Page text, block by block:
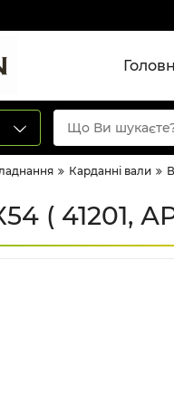
Карданні вали
( 41201,